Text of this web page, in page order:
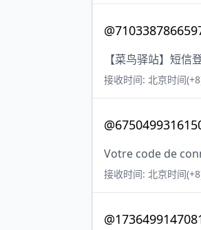
【菜鸟驿站】短
接收时间: 北京时间
Votre code de
接收时间: 北京时间